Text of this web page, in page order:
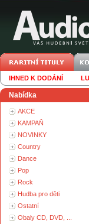
IHNED K DODÁNÍ
Nabídka
AKCE
KAMPAŇ
NOVINKY
Country
Dance
Pop
Rock
Hudba pro děti
Ostatní
Obaly CD, DVD, ...